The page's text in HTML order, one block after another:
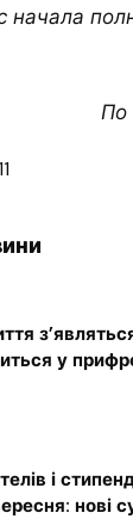
начала
По
у
і
нові